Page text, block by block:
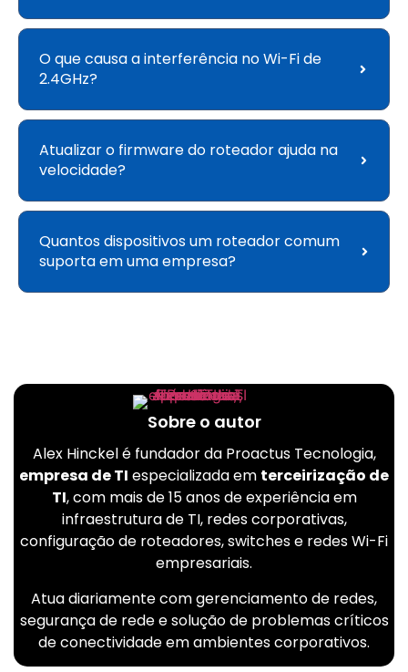
O que causa a interferência no Wi-Fi de
2.4GHz?
Atualizar o firmware do roteador ajuda na
velocidade?
Quantos dispositivos um roteador comum
suporta em uma empresa?
Sobre o autor
Alex Hinckel é fundador da Proactus Tecnologia,
empresa de TI especializada em terceirização de
TI, com mais de 15 anos de experiência em
infraestrutura de TI, redes corporativas,
configuração de roteadores, switches e redes Wi-Fi
empresariais.
Atua diariamente com gerenciamento de redes,
segurança de rede e solução de problemas críticos
de conectividade em ambientes corporativos.